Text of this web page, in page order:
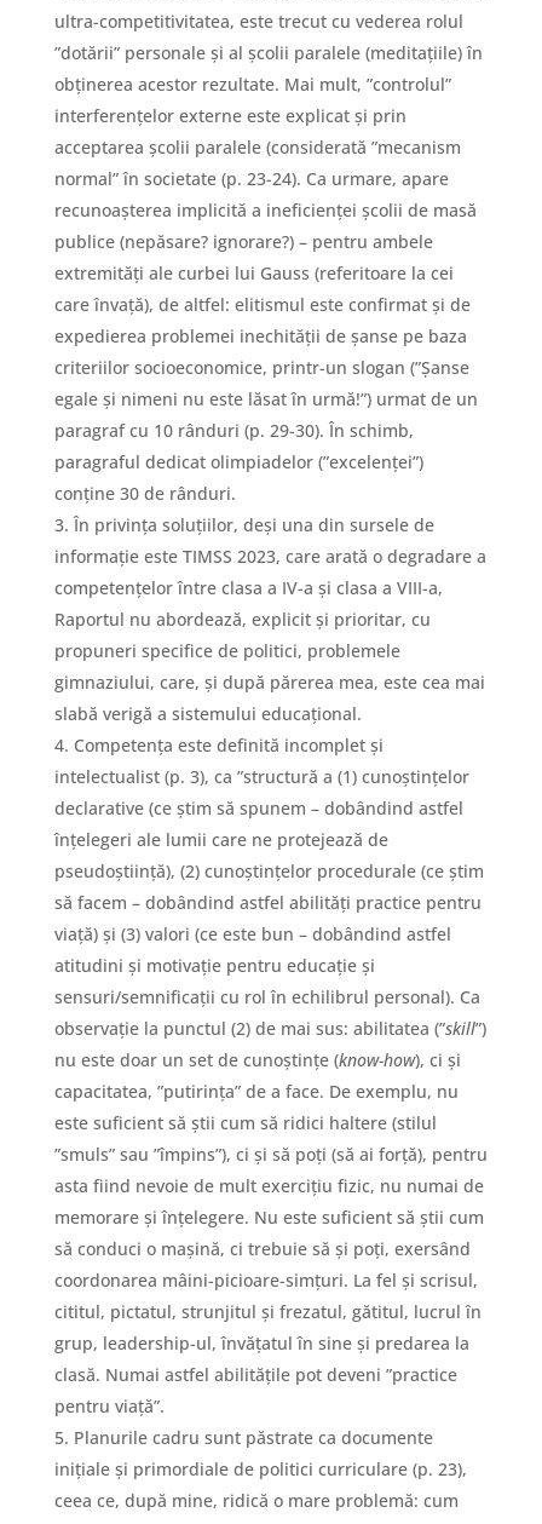
ultra-competitivitatea, este trecut cu vederea rolul
”dotării” personale și al școlii paralele (meditațiile) în
obținerea acestor rezultate. Mai mult, ”controlul”
interferențelor externe este explicat și prin
acceptarea școlii paralele (considerată ”mecanism
normal” în societate (p. 23-24). Ca urmare, apare
recunoașterea implicită a ineficienței școlii de masă
publice (nepăsare? ignorare?) – pentru ambele
extremități ale curbei lui Gauss (referitoare la cei
care învață), de altfel: elitismul este confirmat și de
expedierea problemei inechității de șanse pe baza
criteriilor socioeconomice, printr-un slogan (”Șanse
egale și nimeni nu este lăsat în urmă!”) urmat de un
paragraf cu 10 rânduri (p. 29-30). În schimb,
paragraful dedicat olimpiadelor (”excelenței”)
conține 30 de rânduri.
În privința soluțiilor, deși una din sursele de
informație este TIMSS 2023, care arată o degradare a
competențelor între clasa a IV-a și clasa a VIII-a,
Raportul nu abordează, explicit și prioritar, cu
propuneri specifice de politici, problemele
gimnaziului, care, și după părerea mea, este cea mai
slabă verigă a sistemului educațional.
Competența este definită incomplet și
intelectualist (p. 3), ca ”structură a (1) cunoștințelor
declarative (ce știm să spunem – dobândind astfel
înțelegeri ale lumii care ne protejează de
pseudoștiință), (2) cunoștințelor procedurale (ce știm
să facem – dobândind astfel abilități practice pentru
viață) și (3) valori (ce este bun – dobândind astfel
atitudini și motivație pentru educație și
sensuri/semnificații cu rol în echilibrul personal). Ca
observație la punctul (2) de mai sus: abilitatea (”skill”)
nu este doar un set de cunoștințe (know-how), ci și
capacitatea, ”putirința” de a face. De exemplu, nu
este suficient să știi cum să ridici haltere (stilul
”smuls” sau ”împins”), ci și să poți (să ai forță), pentru
asta fiind nevoie de mult exercițiu fizic, nu numai de
memorare și înțelegere. Nu este suficient să știi cum
să conduci o mașină, ci trebuie să și poți, exersând
coordonarea mâini-picioare-simțuri. La fel și scrisul,
cititul, pictatul, strunjitul și frezatul, gătitul, lucrul în
grup, leadership-ul, învățatul în sine și predarea la
clasă. Numai astfel abilitățile pot deveni ”practice
pentru viață”.
Planurile cadru sunt păstrate ca documente
inițiale și primordiale de politici curriculare (p. 23),
ceea ce, după mine, ridică o mare problemă: cum